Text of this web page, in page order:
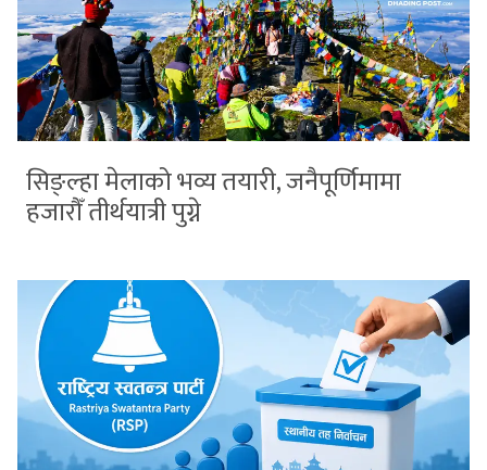
सिङ्ल्हा मेलाको भव्य तयारी, जनैपूर्णिमामा
हजारौँ तीर्थयात्री पुग्ने